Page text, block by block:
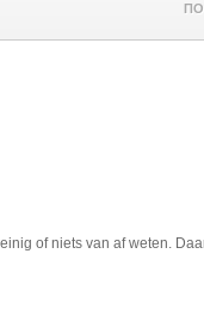
of niets van af weten.